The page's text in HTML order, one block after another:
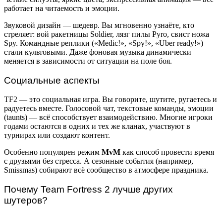
работает на читаемость и эмоции.
Звуковой дизайн — шедевр. Вы мгновенно узнаёте, кто
стреляет: вой ракетницы Soldier, лязг пилы Pyro, свист ножа
Spy. Командные реплики («Medic!», «Spy!», «Uber ready!»)
стали культовыми. Даже фоновая музыка динамически
меняется в зависимости от ситуации на поле боя.
Социальные аспекты
TF2 — это социальная игра. Вы говорите, шутите, ругаетесь и
радуетесь вместе. Голосовой чат, текстовые команды, эмоции
(taunts) — всё способствует взаимодействию. Многие игроки
годами остаются в одних и тех же кланах, участвуют в
турнирах или создают контент.
Особенно популярен режим MvM как способ провести время
с друзьями без стресса. А сезонные события (например,
Smissmas) собирают всё сообщество в атмосфере праздника.
Почему Team Fortress 2 лучше других
шутеров?